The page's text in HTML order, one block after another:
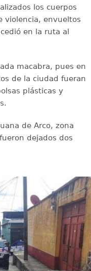
los cuerpos
violencia, envueltos
en la ruta al
macabra, pues en
de la ciudad fueran
plásticas y
de Arco, zona
dejados dos